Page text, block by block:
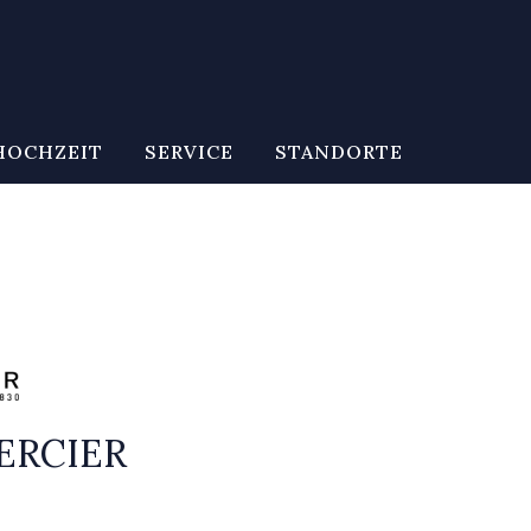
SERVICE STANDORTE